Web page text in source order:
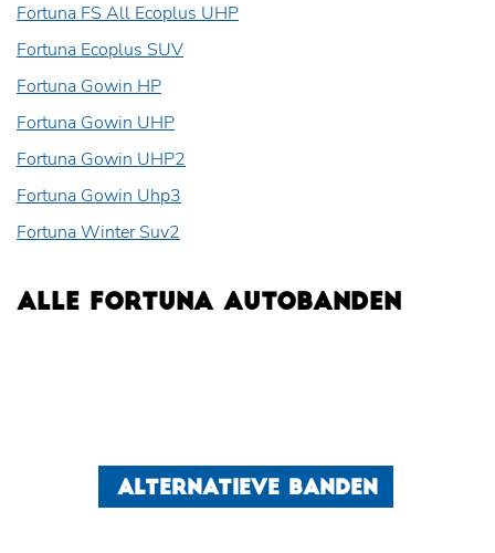
Fortuna FS All Ecoplus UHP
Fortuna Ecoplus SUV
Fortuna Gowin HP
Fortuna Gowin UHP
Fortuna Gowin UHP2
Fortuna Gowin Uhp3
Fortuna Winter Suv2
ALLE FORTUNA AUTOBANDEN
ALTERNATIEVE BANDEN